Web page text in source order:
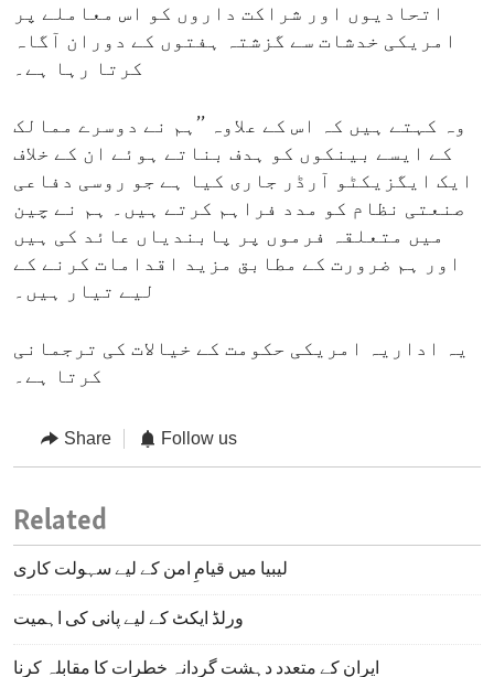
اتحادیوں اور شراکت داروں کو اس معاملے پر
امریکی خدشات سے گزشتہ ہفتوں کے دوران آگاہ
کرتا رہا ہے۔
وہ کہتے ہیں کہ اس کے علاوہ ’’ہم نے دوسرے ممالک
کے ایسے بینکوں کو ہدف بناتے ہوئے ان کے خلاف
ایک ایگزیکٹو آرڈر جاری کیا ہے جو روسی دفاعی
صنعتی نظام کو مدد فراہم کرتے ہیں۔ ہم نے چین
میں متعلقہ فرموں پر پابندیاں عائد کی ہیں
اور ہم ضرورت کے مطابق مزید اقدامات کرنے کے
لیے تیار ہیں۔
یہ اداریہ امریکی حکومت کے خیالات کی ترجمانی
کرتا ہے۔
Share Follow us
Related
لیبیا میں قیامِ امن کے لیے سہولت کاری
ورلڈ ایکٹ کے لیے پانی کی اہمیت
ایران کے متعدد دہشت گردانہ خطرات کا مقابلہ کرنا